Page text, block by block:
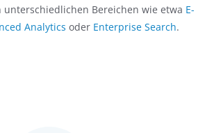
Bereichen wie etwa E-
Analytics oder Enterprise Search.